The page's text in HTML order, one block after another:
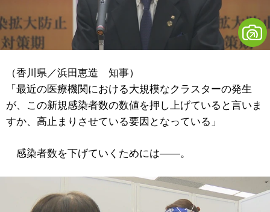
（香川県／浜田恵造 知事）
「最近の医療機関における大規模なクラスターの発生
が、この新規感染者数の数値を押し上げていると言いま
すか、高止まりさせている要因となっている」
感染者数を下げていくためには――。